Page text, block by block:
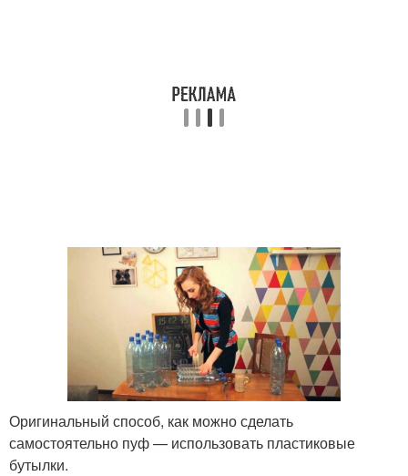
Мебель из пластиковых
Мебели из пластиковых
Мебель из бутылок
Плетение из
пластиковых бутылок
Стол из пластиковых
бутылок
Литровые бутылки
Оригинальный способ, как можно сделать
самостоятельно пуф — использовать пластиковые
бутылки.